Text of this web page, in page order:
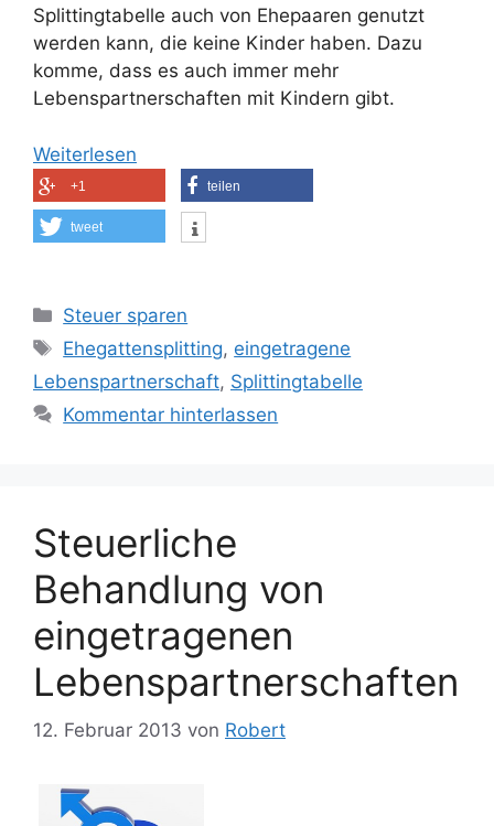
Splittingtabelle auch von Ehepaaren genutzt
werden kann, die keine Kinder haben. Dazu
komme, dass es auch immer mehr
Lebenspartnerschaften mit Kindern gibt.
Weiterlesen
+1 teilen
tweet
Kategorien
Steuer sparen
Schlagwörter
Ehegattensplitting, eingetragene
Lebenspartnerschaft, Splittingtabelle
Kommentar hinterlassen
Steuerliche
Behandlung von
eingetragenen
Lebenspartnerschaften
12. Februar 2013 von Robert